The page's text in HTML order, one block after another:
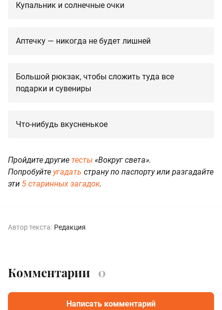
Купальник и солнечные очки
Аптечку — никогда не будет лишней
Большой рюкзак, чтобы сложить туда все
подарки и сувениры
Что-нибудь вкусненькое
Пройдите другие тесты «Вокруг света».
Попробуйте угадать страну по паспорту или разгадайте
эти 5 старинных загадок.
Автор текста: Редакция
Комментарии 0
Написать комментарий